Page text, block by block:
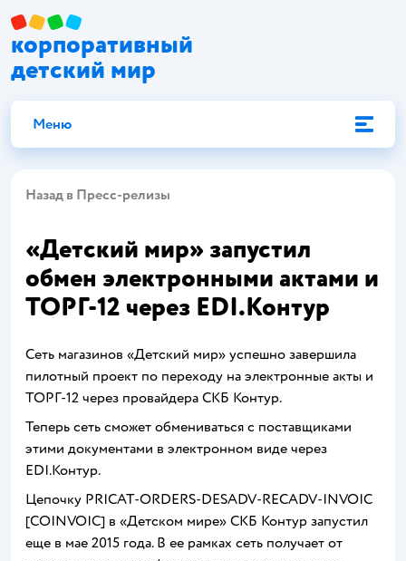
корпоративный
детский мир
Меню
Назад в Пресс-релизы
«Детский мир» запустил
обмен электронными актами и
ТОРГ-12 через EDI.Контур
Сеть магазинов «Детский мир» успешно завершила
пилотный проект по переходу на электронные акты и
ТОРГ-12 через провайдера СКБ Контур.
Теперь сеть сможет обмениваться с поставщиками
этими документами в электронном виде через
EDI.Контур.
Цепочку PRICAT-ORDERS-DESADV-RECADV-INVOIC
[COINVOIC] в «Детском мире» СКБ Контур запустил
еще в мае 2015 года. В ее рамках сеть получает от